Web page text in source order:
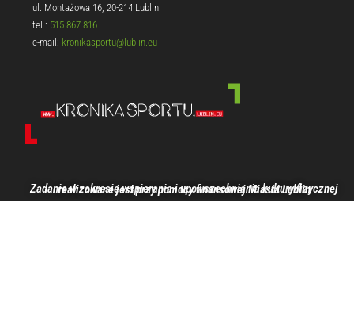
ul. Montażowa 16, 20-214 Lublin
tel.: 515 867 816
e-mail: kronikasportu@lublin.eu
Zadanie w zakresie wspierania i upowszechniania kultury fizycznej realizowane jest przy pomocy finansowej Miasta Lublin